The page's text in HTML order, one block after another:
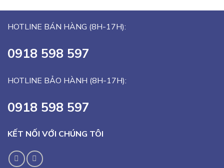
HOTLINE BÁN HÀNG (8H-17H):
0918 598 597
HOTLINE BẢO HÀNH (8H-17H):
0918 598 597
KẾT NỐI VỚI CHÚNG TÔI